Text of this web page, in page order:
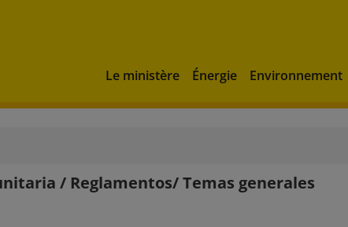
Le ministère Énergie Environnement
/ Reglamentos/ Temas generales